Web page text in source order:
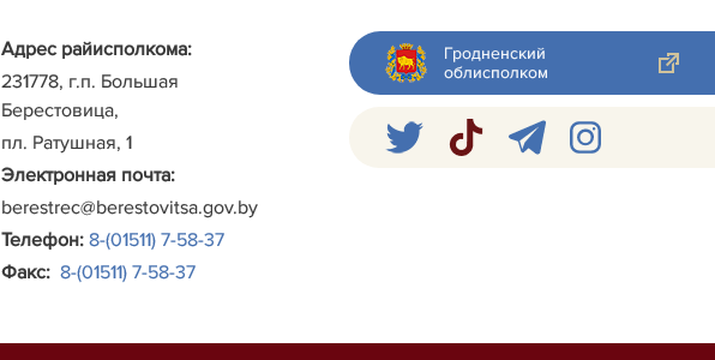
Адрес райисполкома:
231778, г.п. Большая
Берестовица,
пл. Ратушная, 1
Электронная почта:
berestrec@berestovitsa.gov.by
Телефон: 8-(01511) 7-58-37
Факс: 8-(01511) 7-58-37
Гродненский
облисполком